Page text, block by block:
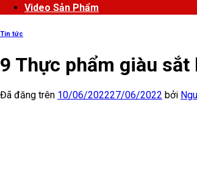
Video Sản Phẩm
Tin tức
9 Thực phẩm giàu sắt
Đã đăng trên 10/06/202227/06/2022 bởi